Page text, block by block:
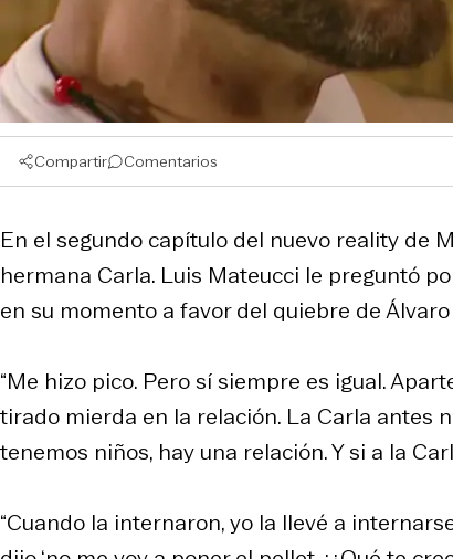
Compartir Comentarios
En el segundo capítulo del nuevo reality de
hermana Carla. Luis Mateucci le preguntó
en su momento a favor del quiebre de
“Me hizo pico. Pero sí siempre es igual.
tirado mierda en la relación. La Carla antes
tenemos niños, hay una relación. Y si a la
“Cuando la internaron, yo la llevé a